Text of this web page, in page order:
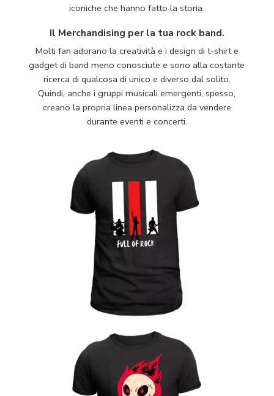
iconiche che hanno fatto la storia.
Il Merchandising per la tua rock band.
Molti fan adorano la creatività e i design di t-shirt e
gadget di band meno conosciute e sono alla costante
ricerca di qualcosa di unico e diverso dal solito.
Quindi, anche i gruppi musicali emergenti, spesso,
creano la propria linea personalizza da vendere
durante eventi e concerti.